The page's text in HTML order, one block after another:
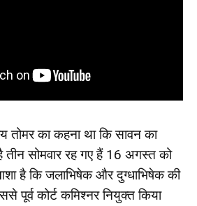
तोमर का कहना था कि सावन का
तीन सोमवार रह गए हैं 16 अगस्त को
है कि जलाभिषेक और दुग्धाभिषेक की
पूर्व कोर्ट कमिश्नर नियुक्त किया